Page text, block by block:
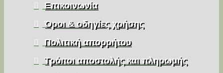
Επικοινωνία
Όροι & οδηγίες χρήσης
Πολιτική απορρήτου
Τρόποι αποστολής και πληρωμής